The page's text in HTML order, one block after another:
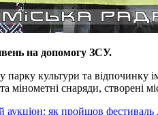
на допомогу ЗСУ.
парку культури та
мінометні снаряди,
аукціон: як пройшов